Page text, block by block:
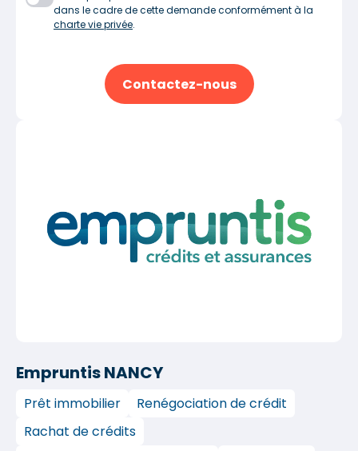
Empruntis NANCY
Prêt immobilier
Renégociation de crédit
Rachat de crédits
dans le cadre de cette demande conformément à la
charte vie privée.
Contactez-nous